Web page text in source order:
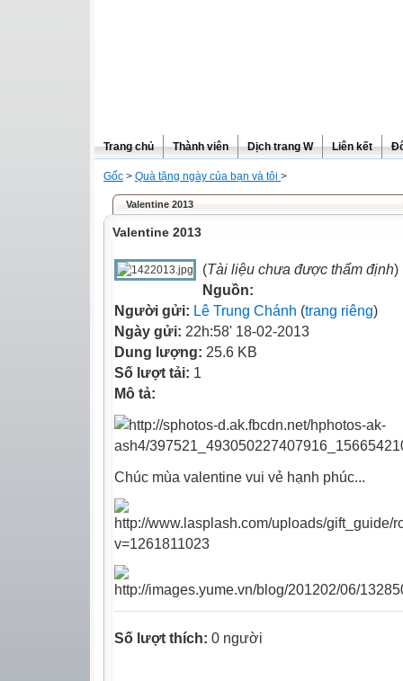
Trang chủ Thành viên Dịch trang W Liên kết
Gốc > Quà tặng ngày của bạn và tôi >
Valentine 2013
Valentine 2013
(Tài liệu chưa được thẩm định)
Nguồn:
Người gửi: Lê Trung Chánh (trang riêng)
Ngày gửi: 22h:58' 18-02-2013
Dung lượng: 25.6 KB
Số lượt tải: 1
Mô tả:
Chúc mùa valentine vui vẻ hạnh phúc...
Số lượt thích: 0 người